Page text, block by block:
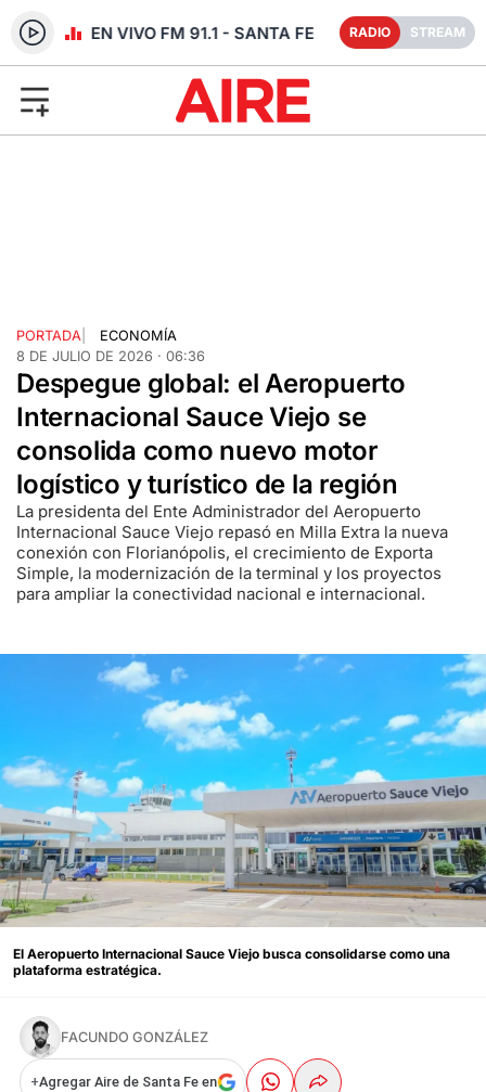
RADIO EN VIVO FM 91.1 - SANTA FE RADIO STREAM
PORTADA
ECONOMÍA
8 DE JULIO DE 2026 · 06:36
Despegue global: el Aeropuerto
Internacional Sauce Viejo se
consolida como nuevo motor
logístico y turístico de la región
La presidenta del Ente Administrador del Aeropuerto
Internacional Sauce Viejo repasó en Milla Extra la nueva
conexión con Florianópolis, el crecimiento de Exporta
Simple, la modernización de la terminal y los proyectos
para ampliar la conectividad nacional e internacional.
El Aeropuerto Internacional Sauce Viejo busca consolidarse como una
plataforma estratégica.
FACUNDO GONZÁLEZ
+Agregar Aire de Santa Fe en